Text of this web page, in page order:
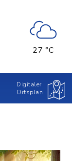
27 °C
Digitaler
Ortsplan